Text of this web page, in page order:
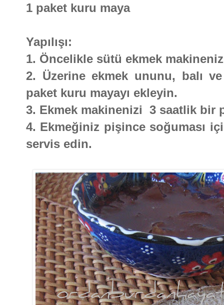
1 paket kuru maya
Yapılışı:
1. Öncelikle sütü ekmek
2. Üzerine ekmek ununu, balı
paket kuru mayayı ekleyin.
3. Ekmek makinenizi 3 saatlik bir
4. Ekmeğiniz pişince soğuması
servis edin.